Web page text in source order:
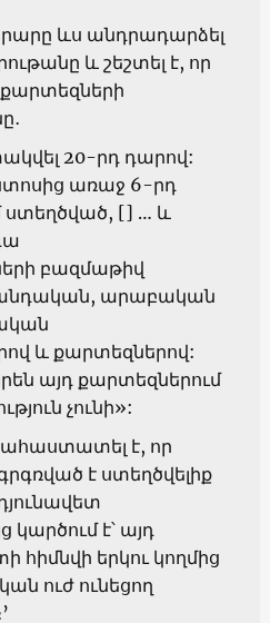
ևս անդրադարձել
և շեշտել է, որ
20-րդ դարով:
առաջ 6-րդ
ստեղծված, [] … և
բազմաթիվ
արաբական
և քարտեզներով:
այդ քարտեզներում
չունի»:
է, որ
է ստեղծվելիք
է՝ այդ
երկու կողմից
ուժ ունեցող